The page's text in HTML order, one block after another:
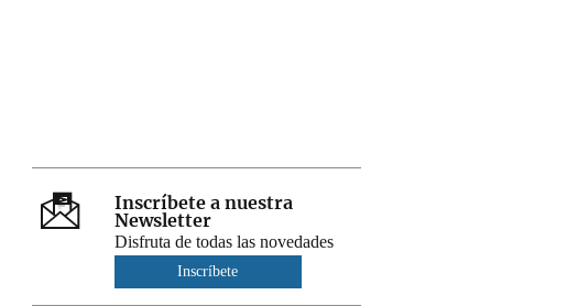
Inscríbete a nuestra
Newsletter
Disfruta de todas las novedades
Inscríbete